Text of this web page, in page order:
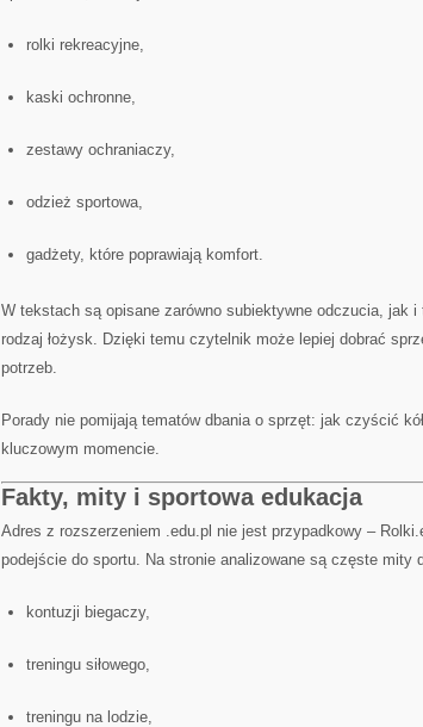
rolki rekreacyjne,
kaski ochronne,
zestawy ochraniaczy,
odzież sportowa,
gadżety, które poprawiają komfort.
W tekstach są opisane zarówno subiektywne odczucia, jak
rodzaj łożysk. Dzięki temu czytelnik może lepiej dobrać
potrzeb.
Porady nie pomijają tematów dbania o sprzęt: jak czyścić
kluczowym momencie.
Fakty, mity i sportowa edukacja
Adres z rozszerzeniem .edu.pl nie jest przypadkowy –
podejście do sportu. Na stronie analizowane są częste mity
kontuzji biegaczy,
treningu siłowego,
treningu na lodzie,